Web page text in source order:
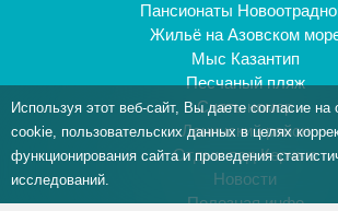
Пансионаты
Жильё на Азовском
Мыс Казантип
Песчаный пляж
Снять номер
Ленинский район
Отдых под Керчью
Новости
Полезная инфо
Используя этот веб-сайт, Вы даете согласие
cookie, пользовательских данных в целях
функционирования сайта и проведения
исследований.